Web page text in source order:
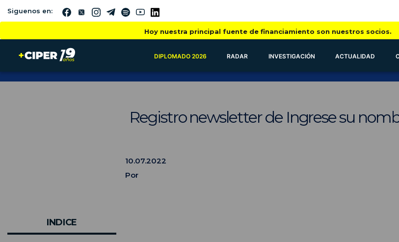
Siguenos en:
Hoy nuestra principal fuente de financiamiento son nuestros socios.
DIPLOMADO 2026 RADAR INVESTIGACIÓN ACTUALIDAD
Registro newsletter de Ingrese su
10.07.2022
Por
INDICE